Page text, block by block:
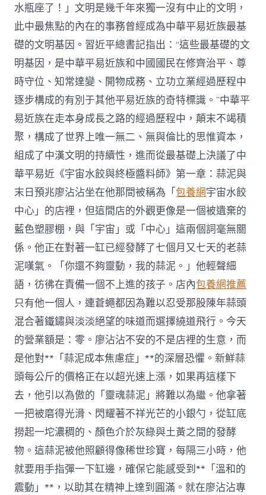
水瓶座了！」文明是幾千年來獨一沒有中止的文明，
此中最焦點的內在的事務曾經成為中華平易近族最基
礎的文明基因。習近平總書記指出：“這些最基礎的文
明基因，是中華平易近族和中國國民在修齊治平、尊
時守位、知常達變、開物成務、立功立業經過歷程中
逐步構成的有別于其他平易近族的奇特標識。”中華平
易近族在走本身成長之路的經過歷程中，顛末不竭積
聚，構成了世界上唯一無二、無與倫比的思惟資本，
組成了中漢文明的持續性，進而從最基礎上決議了中
華平易近《宇宙水餃與終極醬料師》第一章：蒜泥與
末日預兆廖沾沾坐在他那間被稱為「包養網宇宙水餃
中心」的店裡，但這間店的外觀更像是一個被遺棄的
藍色塑膠棚，與「宇宙」或「中心」這兩個詞毫無關
係。他正在對著一缸已經發酵了七個月又七天的老蒜
泥嘆氣。「你還不夠靈動，我的蒜泥。」他輕聲細
語，彷彿在責備一個不上進的孩子。店內包養網推薦
只有他一個人，連蒼蠅都因為難以忍受那股陳年蒜頭
混合著鐵鏽與淡淡絕望的味道而選擇繞道飛行。今天
的營業額是：零。廖沾沾不安的不是店裡的生意，而
是他對**「蒜泥成本焦慮症」**的深層恐懼。新鮮蒜
頭每公斤的價格正在以超光速上漲，如果再這樣下
去，他引以為傲的「靈魂蒜泥」將難以為繼。他拿著
一把被磨得光滑、閃耀著不祥光芒的小銀勺，從缸底
撈起一坨濃稠的、顏色介於灰綠與土黃之間的發酵
物。這蒜泥被他照顧得像稀世珍寶，每隔三小時，他
就要用手指彈一下缸邊，確保它能感受到**「溫和的
震動」**，以助其在精神上達到圓滿。就在廖沾沾專